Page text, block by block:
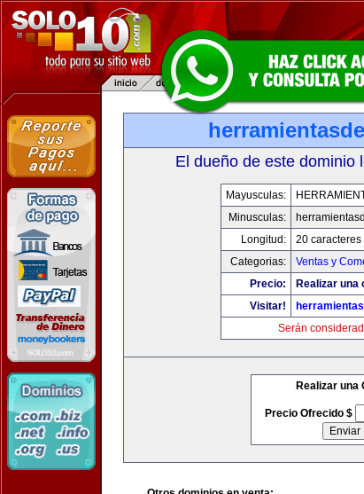
El dueño de este dominio
Mayusculas:
Minusculas:
Longitud:
20 caracteres
Categorias:
Ventas y
Precio:
Realizar una
Visitar!
Serán
Realizar una
Precio Ofrecido $